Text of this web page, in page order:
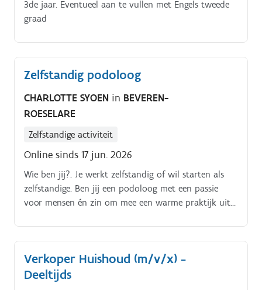
3de jaar. Eventueel aan te vullen met Engels tweede
graad
Zelfstandig podoloog
CHARLOTTE SYOEN in BEVEREN-
ROESELARE
Zelfstandige activiteit
Online sinds 17 jun. 2026
Wie ben jij?. Je werkt zelfstandig of wil starten als
zelfstandige. Ben jij een podoloog met een passie
voor mensen én zin om mee een warme praktijk uit
Verkoper Huishoud (m/v/x) -
Deeltijds